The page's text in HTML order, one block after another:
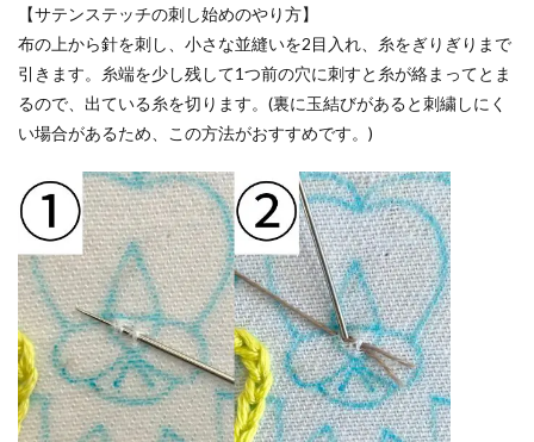
【サテンステッチの刺し始めのやり方】
布の上から針を刺し、小さな並縫いを2目入れ、糸をぎりぎりまで
引きます。糸端を少し残して1つ前の穴に刺すと糸が絡まってとま
るので、出ている糸を切ります。(裏に玉結びがあると刺繍しにく
い場合があるため、この方法がおすすめです。)